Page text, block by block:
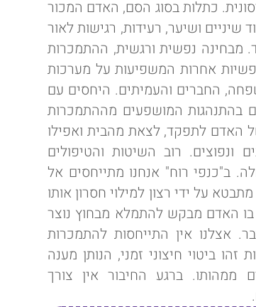
כתלות בסוג הסם, האדם המכור
שיניים ושיער, רעידות, רגישות לאור
מבחינה נפשית ורגשית, ההתמכרות
אחרות המשפיעות על מערכות
החברים והעמיתים. היחסים עם
בהתנהגות המושפעים מההתמכרות
האדם לתפקד, לצאת מהבית ואפילו
רוב השיטות והטיפולים
ב"כנפי רוח" אנחנו מתייחסים אל
על ידי רצון למילוי חסרון אותו
האדם מבקש להתמלא מבחוץ נוצר
אצלנו אין התייחסות להתמכרות
ביטוי חיצוני זמני, הנותן מענה
ברגע החיבור אין צורך